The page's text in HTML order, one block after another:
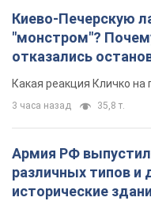
Киево-Печерскую
"монстром"?
отказались
небоскреба
Какая реакция Кличко
3 часа назад 35,8 т.
Армия РФ
различных типов и
исторические